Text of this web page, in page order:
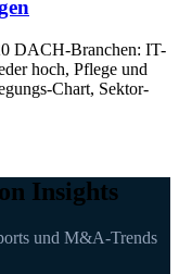
DACH-Branchen: IT-
hoch, Pflege und
Chart, Sektor-
Insights
und M&A-Trends